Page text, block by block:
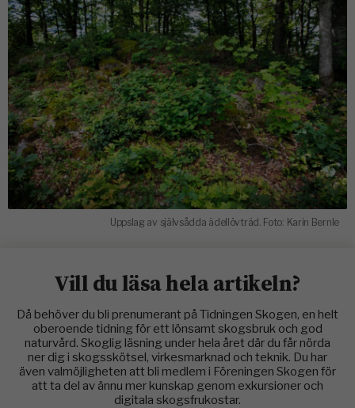
Uppslag av självsådda ädellövträd. Foto: Karin Bernle
Vill du läsa hela artikeln?
Då behöver du bli prenumerant på Tidningen Skogen, en helt
oberoende tidning för ett lönsamt skogsbruk och god
naturvård. Skoglig läsning under hela året där du får nörda
ner dig i skogsskötsel, virkesmarknad och teknik. Du har
även valmöjligheten att bli medlem i Föreningen Skogen för
att ta del av ännu mer kunskap genom exkursioner och
digitala skogsfrukostar.